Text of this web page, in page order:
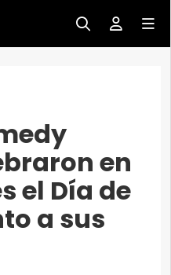
en
el Día de
a sus